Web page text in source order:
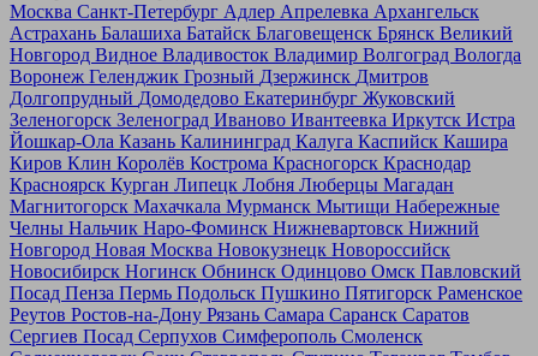
Москва Санкт-Петербург Адлер Апрелевка Архангельск
Астрахань Балашиха Батайск Благовещенск Брянск Великий
Новгород Видное Владивосток Владимир Волгоград Вологда
Воронеж Геленджик Грозный Дзержинск Дмитров
Долгопрудный Домодедово Екатеринбург Жуковский
Зеленогорск Зеленоград Иваново Ивантеевка Иркутск Истра
Йошкар-Ола Казань Калининград Калуга Каспийск Кашира
Киров Клин Королёв Кострома Красногорск Краснодар
Красноярск Курган Липецк Лобня Люберцы Магадан
Магнитогорск Махачкала Мурманск Мытищи Набережные
Челны Нальчик Наро-Фоминск Нижневартовск Нижний
Новгород Новая Москва Новокузнецк Новороссийск
Новосибирск Ногинск Обнинск Одинцово Омск Павловский
Посад Пенза Пермь Подольск Пушкино Пятигорск Раменское
Реутов Ростов-на-Дону Рязань Самара Саранск Саратов
Сергиев Посад Серпухов Симферополь Смоленск